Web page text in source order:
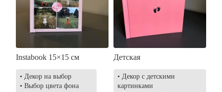
Instabook 15×15 см
• Декор на выбор
• Выбор цвета фона
Детская
• Декор с детскими
картинками